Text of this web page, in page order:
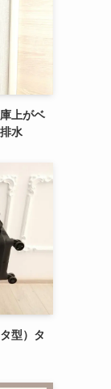
上がベ
水
型）タ